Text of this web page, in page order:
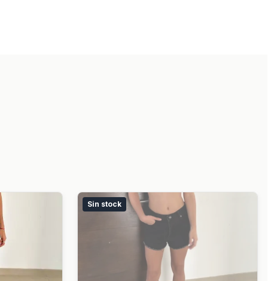
Sin stock